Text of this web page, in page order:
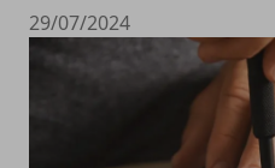
29/07/2024